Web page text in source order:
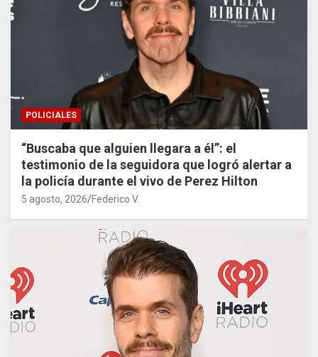
POLICIALES
“Buscaba que alguien llegara a él”: el
testimonio de la seguidora que logró alertar a
la policía durante el vivo de Perez Hilton
5 agosto, 2026 Federico V.